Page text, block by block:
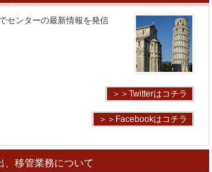
センターの最新情報を発信
＞＞Twitterはコチラ
＞＞Facebookはコチラ
、移管業務について